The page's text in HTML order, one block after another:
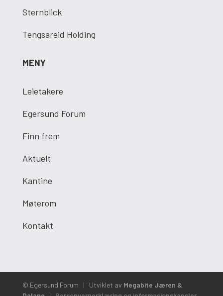
Sternblick
Tengsareid Holding
MENY
Leietakere
Egersund Forum
Finn frem
Aktuelt
Kantine
Møterom
Kontakt
© Egersund Forum | Utviklet av Megabite Jæren &